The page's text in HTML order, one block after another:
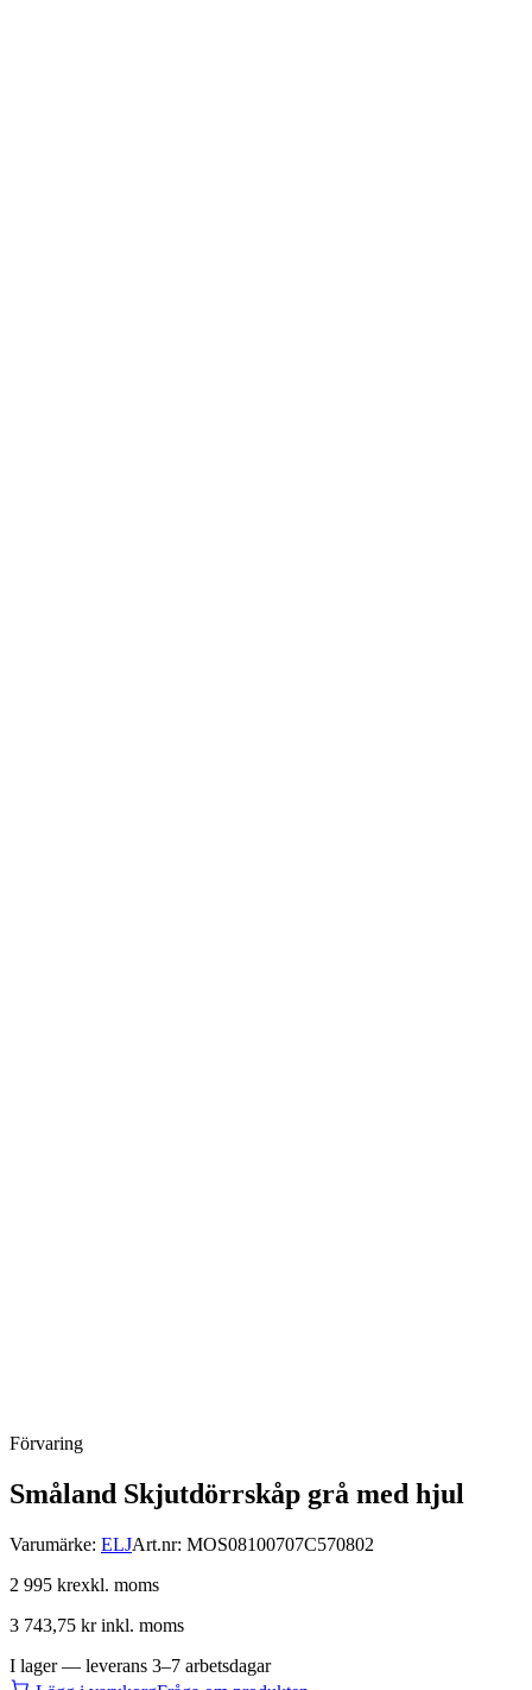
Förvaring
Småland Skjutdörrskåp grå med hjul
Varumärke: ELJArt.nr: MOS08100707C570802
2 995 krexkl. moms
3 743,75 krinkl. moms
I lager — leverans 3–7 arbetsdagar